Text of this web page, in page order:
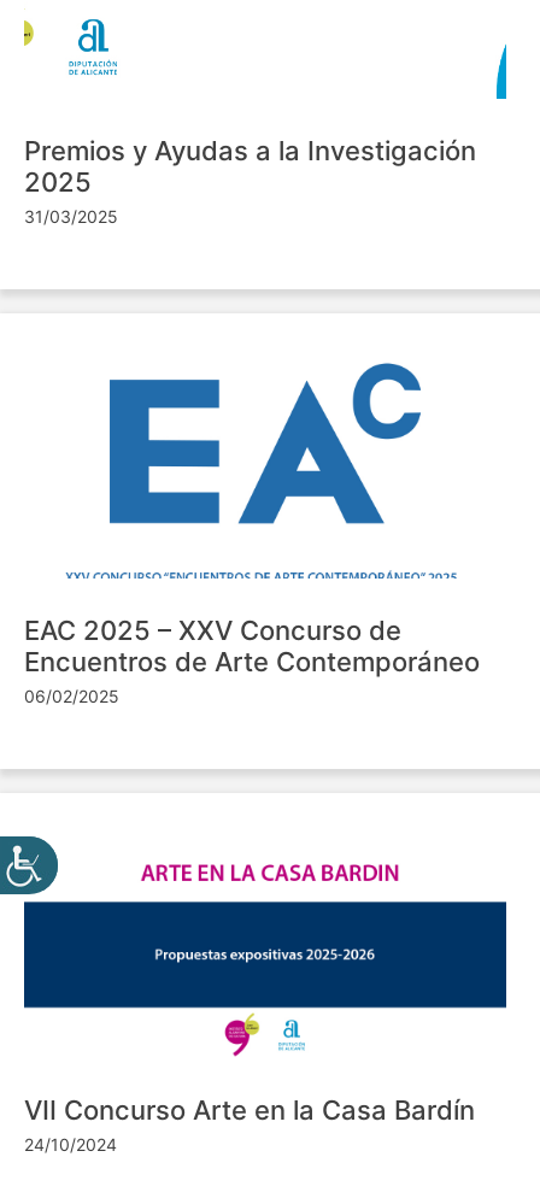
Premios y Ayudas a la Investigación
2025
31/03/2025
EAC 2025 – XXV Concurso de
Encuentros de Arte Contemporáneo
06/02/2025
VII Concurso Arte en la Casa Bardín
24/10/2024